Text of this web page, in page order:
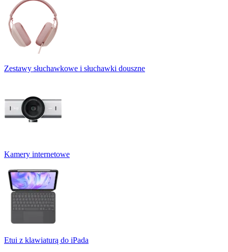
Zestawy słuchawkowe i słuchawki douszne
Kamery internetowe
Etui z klawiaturą do iPada